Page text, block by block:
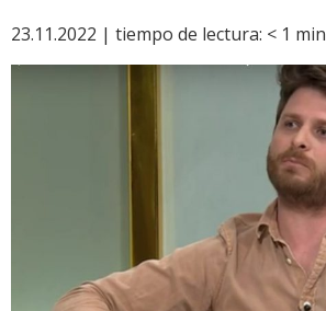
23.11.2022 | tiempo de lectura: < 1